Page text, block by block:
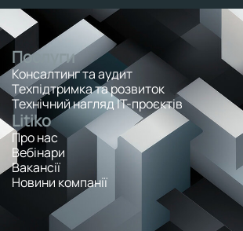
Послуги
Консалтинг та аудит
Техпідтримка та розвиток
Технічний нагляд ІТ-проєктів
Litiko
Про нас
Вебінари
Вакансії
Новини компанії